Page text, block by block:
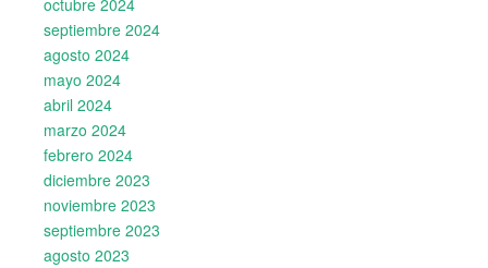
octubre 2024
septiembre 2024
agosto 2024
mayo 2024
abril 2024
marzo 2024
febrero 2024
diciembre 2023
noviembre 2023
septiembre 2023
agosto 2023